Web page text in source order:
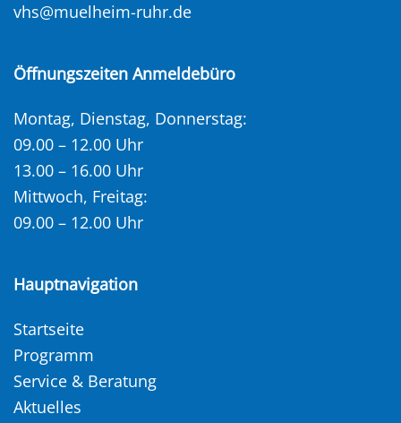
vhs@muelheim-ruhr.de
Öffnungszeiten Anmeldebüro
Montag, Dienstag, Donnerstag:
09.00 – 12.00 Uhr
13.00 – 16.00 Uhr
Mittwoch, Freitag:
09.00 – 12.00 Uhr
Hauptnavigation
Startseite
Programm
Service & Beratung
Aktuelles